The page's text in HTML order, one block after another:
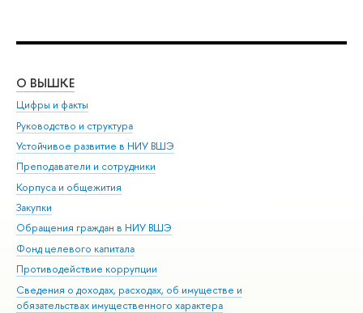
О ВЫШКЕ
Цифры и факты
Руководство и структура
Устойчивое развитие в НИУ ВШЭ
Преподаватели и сотрудники
Корпуса и общежития
Закупки
Обращения граждан в НИУ ВШЭ
Фонд целевого капитала
Противодействие коррупции
Сведения о доходах, расходах, об имуществе и
обязательствах имущественного характера